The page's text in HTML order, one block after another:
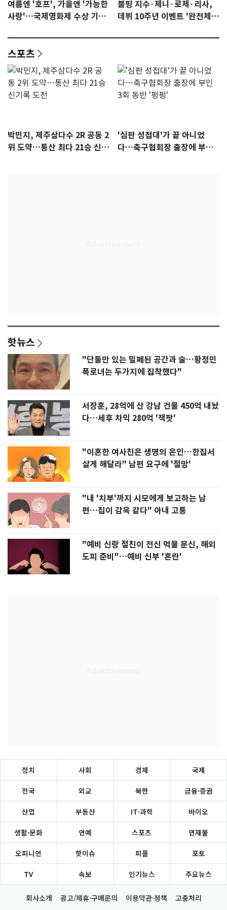
여름엔 '호프', 가을엔 '가능한
사랑'…국제영화제 수상 기대
블핑 지수·제니·로제·리사,
데뷔 10주년 이벤트 '완전체'
스포츠
박민지, 제주삼다수 2R 공동 2
위 도약…통산 최다 21승 신기
'심판 성접대'가 끝 아니었
다…축구협회장 출장에 부인
핫뉴스
"단둘만 있는 밀폐된 공간과 술…황정민
폭로녀는 두가지에 집착했다"
서장훈, 28억에 산 강남 건물 450억 내놨
다…세후 차익 280억 '잭팟'
"이혼한 여사친은 생명의 은인…한집서
살게 해달라" 남편 요구에 '절망'
"내 '치부'까지 시모에게 보고하는 남
편…집이 감옥 같다" 아내 고통
"예비 신랑 절친이 전신 먹물 문신, 해외
도피 준비"…예비 신부 '혼란'
정치 사회 경제 국제
전국 외교 북한 금융·증권
산업 부동산 IT·과학 바이오
생활·문화 연예 스포츠 연재물
오피니언 핫이슈 피플 포토
TV 속보 인기뉴스 주요뉴스
회사소개 광고/제휴·구매문의 이용약관·정책 고충처리